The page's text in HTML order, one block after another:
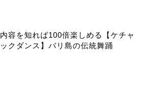
内容を知れば100倍楽しめる【ケチャ
ックダンス】バリ島の伝統舞踊